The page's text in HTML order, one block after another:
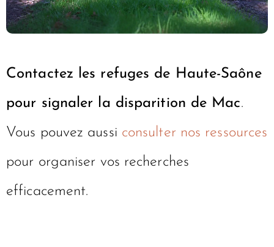
Contactez les refuges de Haute-Saône
pour signaler la disparition de Mac.
Vous pouvez aussi consulter nos ressources
pour organiser vos recherches
efficacement.